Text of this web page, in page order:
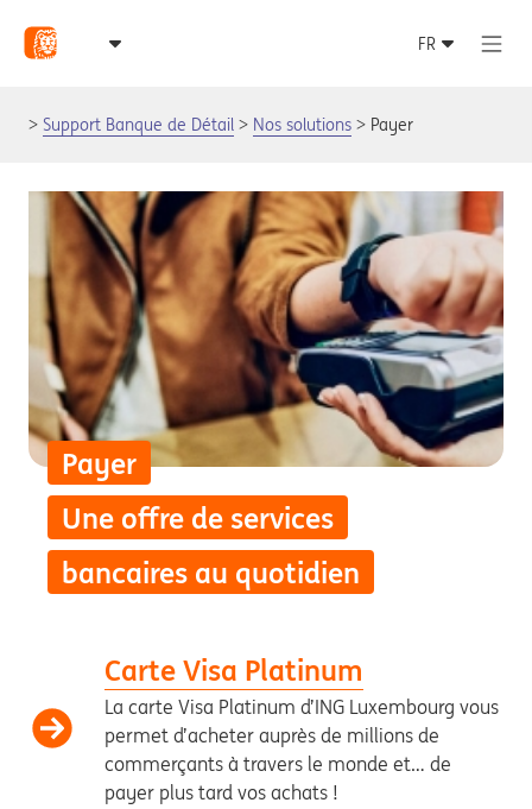
Support Banque de Détail Nos solutions Payer
Payer
Une offre de services
bancaires au quotidien
Carte Visa Platinum
La carte Visa Platinum d’ING Luxembourg vous
permet d’acheter auprès de millions de
commerçants à travers le monde et… de
payer plus tard vos achats !